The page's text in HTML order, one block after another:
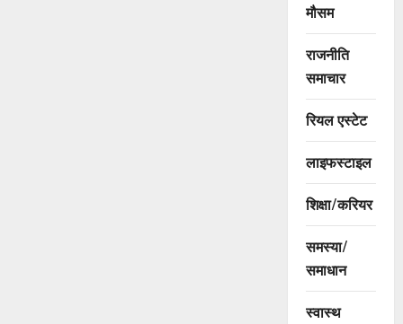
मौसम
राजनीति
समाचार
रियल एस्टेट
लाइफस्टाइल
शिक्षा/करियर
समस्या/
समाधान
स्वास्थ